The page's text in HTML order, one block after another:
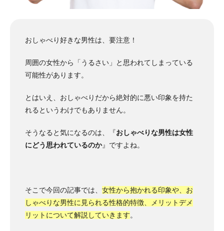
おしゃべり好きな男性は、要注意！
周囲の女性から「うるさい」と思われてしまっている
可能性があります。
とはいえ、おしゃべりだから絶対的に悪い印象を持た
れるというわけでもありません。
そうなると気になるのは、『おしゃべりな男性は女性
にどう思われているのか』ですよね。
そこで今回の記事では、 女性から抱かれる印象や、お
しゃべりな男性に見られる性格的特徴、メリットデメ
リットについて解説していきます。